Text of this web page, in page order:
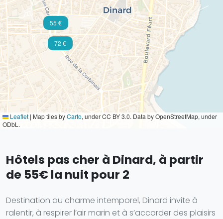
55 €
72 €
Leaflet | Map tiles byCarto, under CC BY 3.0. Data by OpenStreetMap, under
ODbL.
Hôtels pas cher à Dinard, à partir
de 55€ la nuit pour 2
Destination au charme intemporel, Dinard invite à
ralentir, à respirer l’air marin et à s’accorder des plaisirs